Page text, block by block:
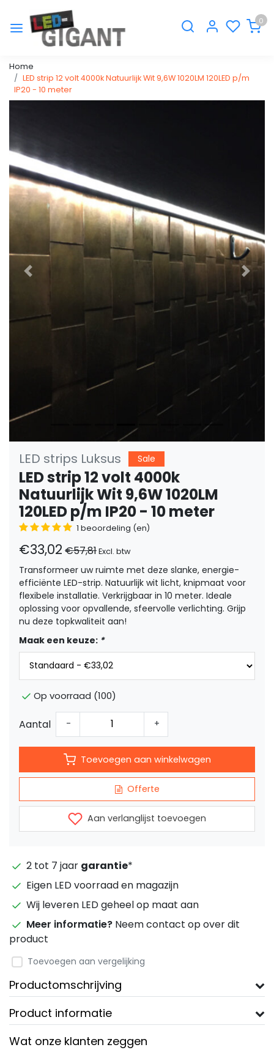
0
Home
LED strip 12 volt 4000k Natuurlijk Wit 9,6W 1020LM 120LED p/m
IP20 - 10 meter
Vorige
LED strips Luksus Sale
LED strip 12 volt 4000k
Natuurlijk Wit 9,6W 1020LM
120LED p/m IP20 - 10 meter
1 beoordeling (en)
€33,02 €57,81Excl. btw
Transformeer uw ruimte met deze slanke, energie-
efficiënte LED-strip. Natuurlijk wit licht, knipmaat voor
flexibele installatie. Verkrijgbaar in 10 meter. Ideale
oplossing voor opvallende, sfeervolle verlichting. Grijp
nu deze topkwaliteit aan!
Maak een keuze: *
Op voorraad (100)
Aantal - +
Toevoegen aan winkelwagen
Offerte
Aan verlanglijst toevoegen
2 tot 7 jaar garantie*
Eigen LED voorraad en magazijn
Wij leveren LED geheel op maat aan
Meer informatie? Neem contact op over dit
product
Toevoegen aan vergelijking
Productomschrijving
Product informatie
Wat onze klanten zeggen